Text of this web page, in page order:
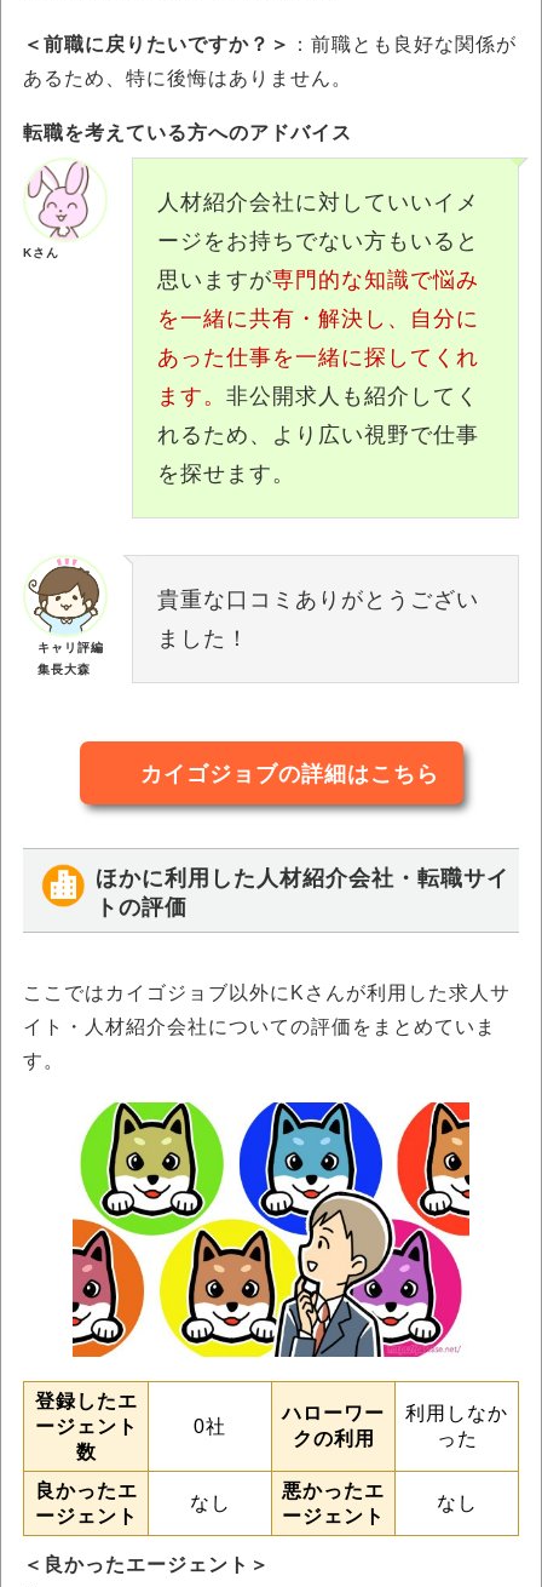
＜前職に戻りたいですか？＞
：前職とも良好な関係が
あるため、特に後悔はありません。
転職を考えている方へのアドバイス
人材紹介会社に対していいイメ
ージをお持ちでない方もいると
思いますが専門的な知識で悩み
を一緒に共有・解決し、自分に
あった仕事を一緒に探してくれ
ます。 非公開求人も紹介してく
れるため、より広い視野で仕事
を探せます。
Kさん
キャリ評編
集長大森
貴重な口コミありがとうござい
ました！
カイゴジョブの詳細はこちら
ほかに利用した人材紹介会社・転職サイ
トの評価
ここではカイゴジョブ以外にKさんが利用した求人サ
イト・人材紹介会社についての評価をまとめていま
す。
登録したエ
ージェント
数
0社
ハローワー
クの利用
利用しなか
った
良かったエ
ージェント
なし
悪かったエ
ージェント
なし
＜良かったエージェント＞